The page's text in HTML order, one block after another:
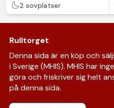
2 sovplatser
Rulltorget
Denna sida är en köp och
i Sverige (MHIS). MHIS har
göra och friskriver sig helt
på denna sida.